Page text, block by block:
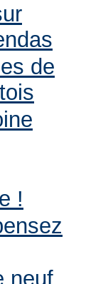
de
!
neuf